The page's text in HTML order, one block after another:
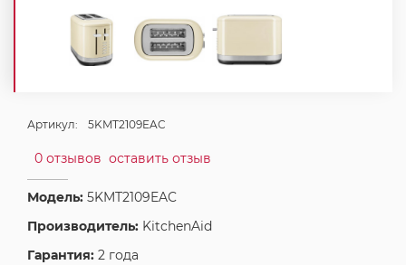
Артикул: 5KMT2109EAC
0 отзывов оставить отзыв
Модель: 5KMT2109EAC
Производитель: KitchenAid
Гарантия: 2 года